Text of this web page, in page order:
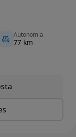
Autonomia
77 km